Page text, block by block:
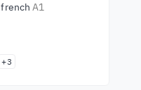
frenchA1
+3